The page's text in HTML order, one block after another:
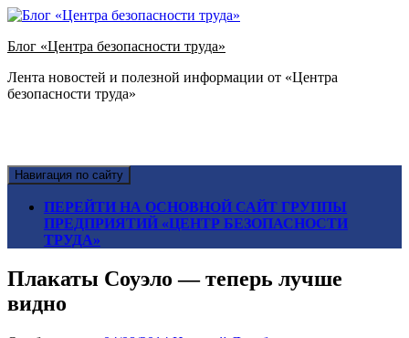
Блог «Центра безопасности труда»
Лента новостей и полезной информации от «Центра
безопасности труда»
Навигация по сайту
ПЕРЕЙТИ НА ОСНОВНОЙ САЙТ ГРУППЫ
ПРЕДПРИЯТИЙ «ЦЕНТР БЕЗОПАСНОСТИ
ТРУДА»
Плакаты Соуэло — теперь лучше
видно